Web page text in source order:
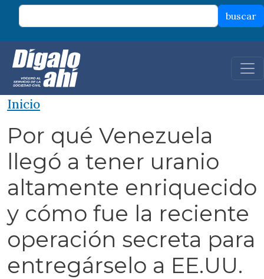
Pasar al contenido principal
buscar
Inicio
Por qué Venezuela
llegó a tener uranio
altamente enriquecido
y cómo fue la reciente
operación secreta para
entregárselo a EE.UU.